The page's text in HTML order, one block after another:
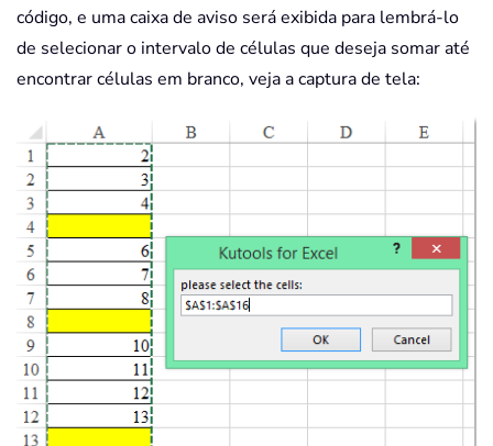
End
Sub
código, e uma caixa de aviso será exibida para lembrá-lo
de selecionar o intervalo de células que deseja somar até
encontrar células em branco, veja a captura de tela: